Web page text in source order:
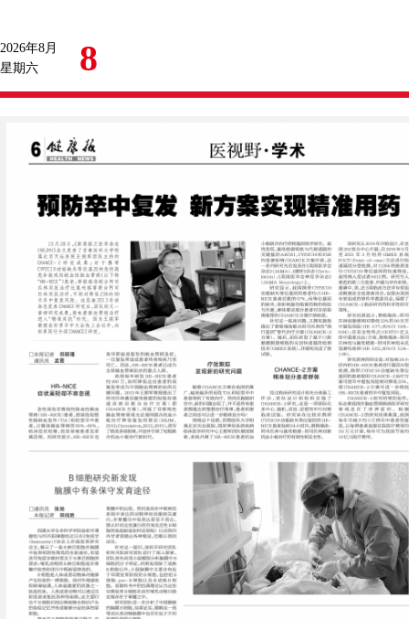
2026年8月
星期六
8